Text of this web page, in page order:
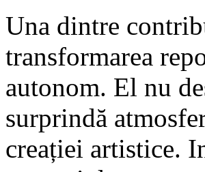
Una dintre
transformarea
autonom. El nu
surprindă
creației artistice.